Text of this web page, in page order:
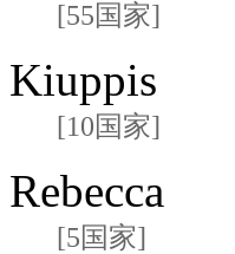
[55国家]
Kiuppis
[10国家]
Rebecca
[5国家]